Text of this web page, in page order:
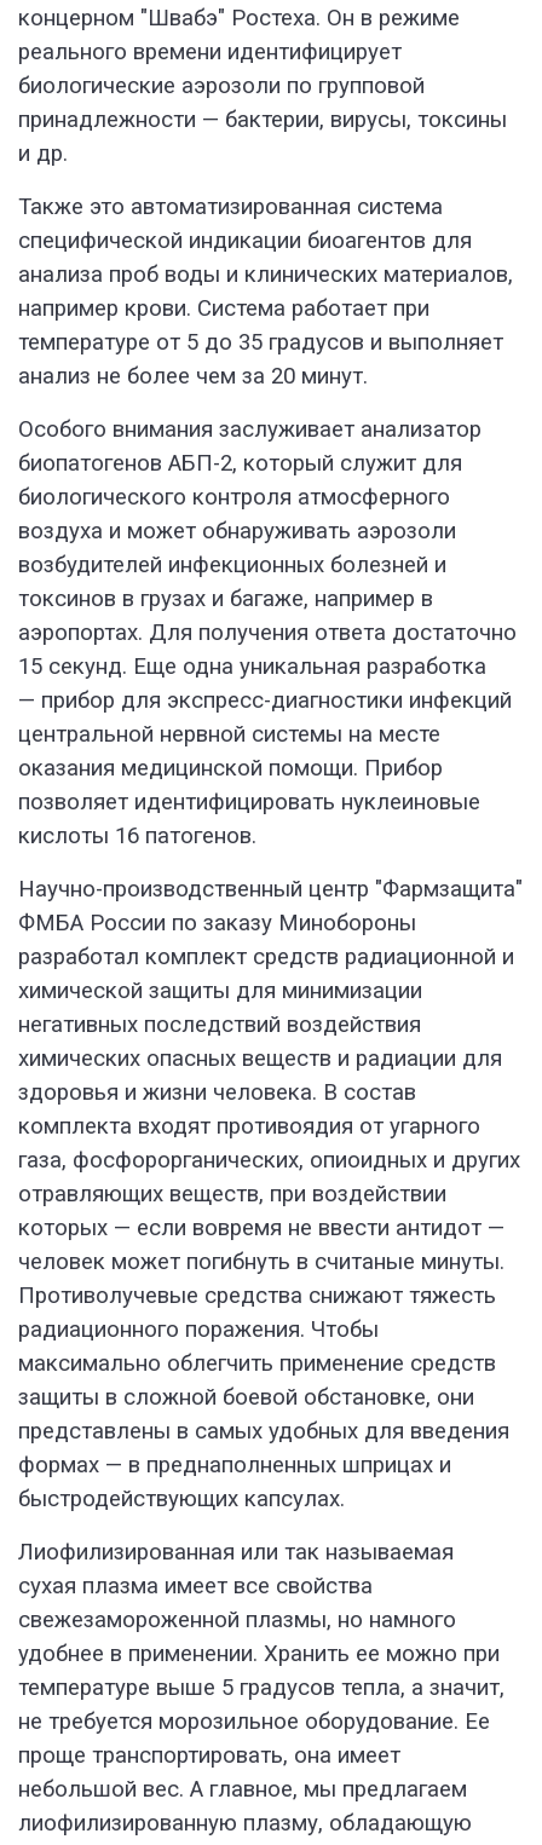
концерном "Швабэ" Ростеха. Он в режиме
реального времени идентифицирует
биологические аэрозоли по групповой
принадлежности — бактерии, вирусы, токсины
и др.
Также это автоматизированная система
специфической индикации биоагентов для
анализа проб воды и клинических материалов,
например крови. Система работает при
температуре от 5 до 35 градусов и выполняет
анализ не более чем за 20 минут.
Особого внимания заслуживает анализатор
биопатогенов АБП-2, который служит для
биологического контроля атмосферного
воздуха и может обнаруживать аэрозоли
возбудителей инфекционных болезней и
токсинов в грузах и багаже, например в
аэропортах. Для получения ответа достаточно
15 секунд. Еще одна уникальная разработка
— прибор для экспресс-диагностики инфекций
центральной нервной системы на месте
оказания медицинской помощи. Прибор
позволяет идентифицировать нуклеиновые
кислоты 16 патогенов.
Научно-производственный центр "Фармзащита"
ФМБА России по заказу Минобороны
разработал комплект средств радиационной и
химической защиты для минимизации
негативных последствий воздействия
химических опасных веществ и радиации для
здоровья и жизни человека. В состав
комплекта входят противоядия от угарного
газа, фосфорорганических, опиоидных и других
отравляющих веществ, при воздействии
которых — если вовремя не ввести антидот —
человек может погибнуть в считаные минуты.
Противолучевые средства снижают тяжесть
радиационного поражения. Чтобы
максимально облегчить применение средств
защиты в сложной боевой обстановке, они
представлены в самых удобных для введения
формах — в преднаполненных шприцах и
быстродействующих капсулах.
Лиофилизированная или так называемая
сухая плазма имеет все свойства
свежезамороженной плазмы, но намного
удобнее в применении. Хранить ее можно при
температуре выше 5 градусов тепла, а значит,
не требуется морозильное оборудование. Ее
проще транспортировать, она имеет
небольшой вес. А главное, мы предлагаем
лиофилизированную плазму, обладающую